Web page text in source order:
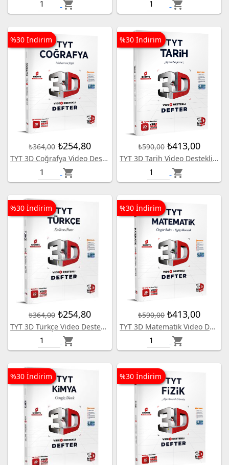
shopping_cart shopping_cart
%30 İndirim
₺364,00 ₺254,80
TYT 3D Coğrafya Video Destekli Defter
shopping_cart
%30 İndirim
₺590,00 ₺413,00
TYT 3D Tarih Video Destekli Defter
shopping_cart
%30 İndirim
₺364,00 ₺254,80
TYT 3D Türkçe Video Destekli Defter
shopping_cart
%30 İndirim
₺590,00 ₺413,00
TYT 3D Matematik Video Destekli Defter
shopping_cart
%30 İndirim %30 İndirim